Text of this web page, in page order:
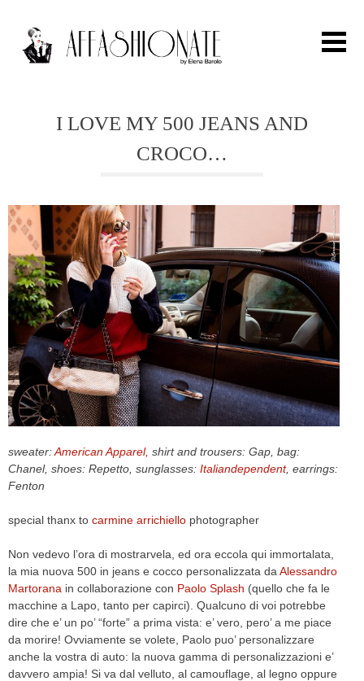
FASHION
OUTFIT
BEAUTY
TRAVEL
PARTIES
CELEB
VIDEO
PRESS
ABOUT
ARCHIVES
CONTACT
HOME
I LOVE MY 500 JEANS AND
CROCO…
sweater:American Apparel, shirt and trousers: Gap, bag:
Chanel, shoes: Repetto, sunglasses: Italiandependent, earrings:
Fenton
special thanx to carmine arrichiello photographer
Non vedevo l’ora di mostrarvela, ed ora eccola qui immortalata,
la mia nuova 500 in jeans e cocco personalizzata da Alessandro
Martorana in collaborazione con Paolo Splash (quello che fa le
macchine a Lapo, tanto per capirci). Qualcuno di voi potrebbe
dire che e’ un po’ “forte” a prima vista: e’ vero, pero’ a me piace
da morire! Ovviamente se volete, Paolo puo’ personalizzare
anche la vostra di auto: la nuova gamma di personalizzazioni e’
davvero ampia! Si va dal velluto, al camouflage, al legno oppure